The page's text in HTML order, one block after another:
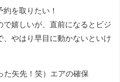
を取りたい！
で嬉しいが、直前になるとビジ
やはり早目に動かないといけ
た矢先！笑）エアの確保